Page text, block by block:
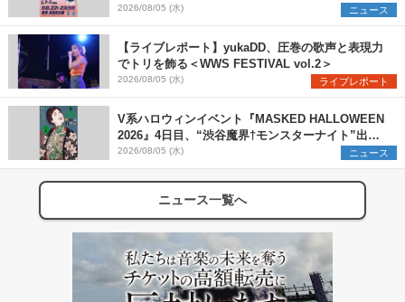
メ×ランタンナイトで彩る2日間
2026/08/05 (水) ニュース
【ライブレポート】yukaDD、圧巻の歌声と表現力
でトリを飾る＜WWS FESTIVAL vol.2＞
2026/08/05 (水) ライブレポート
V系ハロウィンイベント『MASKED HALLOWEEN
2026』4日目、“渋谷魔界†モンスターナイト”出演6
組を発表
2026/08/05 (水) ニュース
ニュース一覧へ